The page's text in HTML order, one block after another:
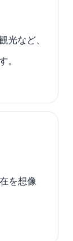
光など、
。
を想像